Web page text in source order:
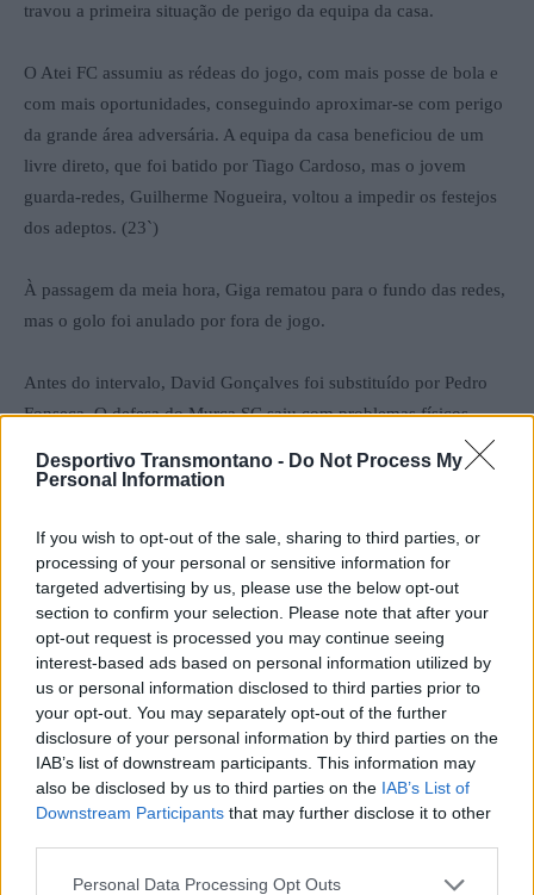
Desportivo Transmontano - Do Not Process My
Personal Information
If you wish to opt-out of the sale, sharing to third parties, or
processing of your personal or sensitive information for
targeted advertising by us, please use the below opt-out
section to confirm your selection. Please note that after your
opt-out request is processed you may continue seeing
interest-based ads based on personal information utilized by
us or personal information disclosed to third parties prior to
your opt-out. You may separately opt-out of the further
disclosure of your personal information by third parties on the
IAB’s list of downstream participants. This information may
also be disclosed by us to third parties on the IAB’s List of
Downstream Participants that may further disclose it to other
Personal Data Processing Opt Outs
travou a primeira situação de perigo da equipa da casa.
O Atei FC assumiu as rédeas do jogo, com mais posse de bola e
com mais oportunidades, conseguindo aproximar-se com perigo
da grande área adversária. A equipa da casa beneficiou de um
livre direto, que foi batido por Tiago Cardoso, mas o jovem
guarda-redes, Guilherme Nogueira, voltou a impedir os festejos
dos adeptos. (23`)
À passagem da meia hora, Giga rematou para o fundo das redes,
mas o golo foi anulado por fora de jogo.
Antes do intervalo, David Gonçalves foi substituído por Pedro
Fonseca. O defesa do Murça SC saiu com problemas físicos.
A segunda parte começou da mesma forma que a primeira tinha
mole em pedra dura tanto bate até que fura, e foi mesmo isso que
aconteceu. Depois de várias ocasiões o golo acabou mesmo por
chegar.
Aos 46 minutos, o defesa da equipa da casa, Larocha, inaugurou
o marcador. Pouco tempo depois, o avançado Ricardo Teixeira,
ampliou ainda mais a vantagem. (51`)
Já perto do apito final, o capitão do Murça SC, Manecas, marcou
o golo solitário da sua equipa. (87`)
Na próxima jornada, o Atei recebe o Mondinense e o Murça